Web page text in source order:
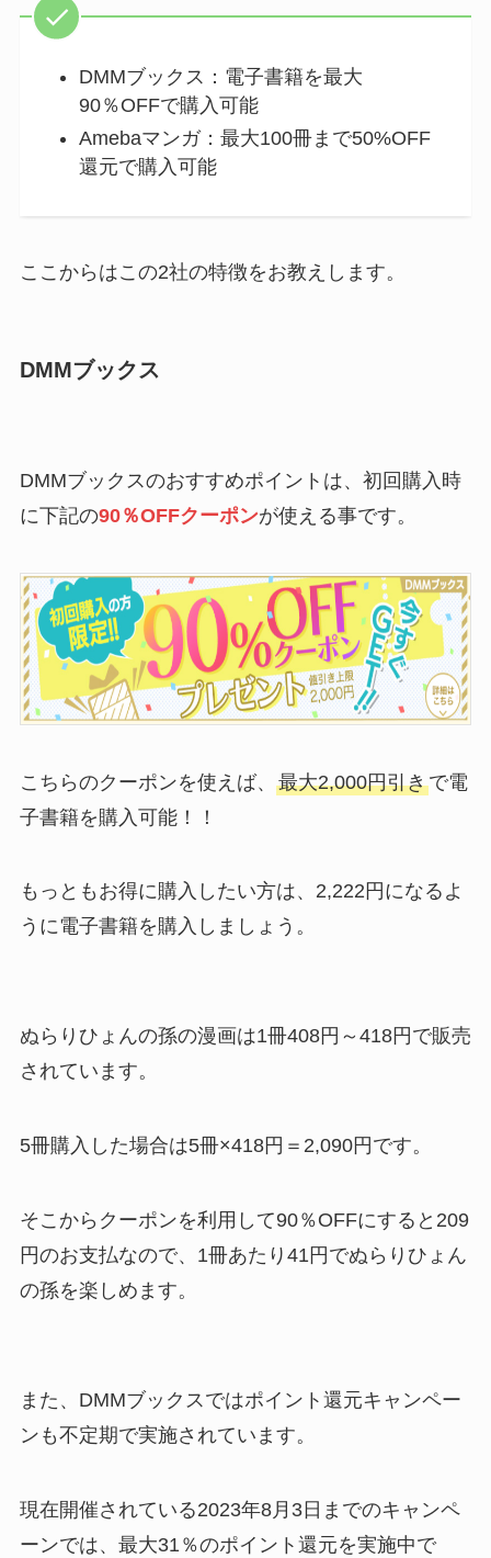
DMMブックス：電子書籍を最大
90％OFFで購入可能
Amebaマンガ：最大100冊まで50%OFF
還元で購入可能
ここからはこの2社の特徴をお教えします。
DMMブックス
DMMブックスのおすすめポイントは、初回購入時
に下記の90％OFFクーポンが使える事です。
こちらのクーポンを使えば、 最大2,000円引きで電
子書籍を購入可能！！
もっともお得に購入したい方は、2,222円になるよ
うに電子書籍を購入しましょう。
ぬらりひょんの孫の漫画は1冊408円～418円で販売
されています。
5冊購入した場合は5冊×418円＝2,090円です。
そこからクーポンを利用して90％OFFにすると209
円のお支払なので、1冊あたり41円でぬらりひょん
の孫を楽しめます。
また、DMMブックスではポイント還元キャンペー
ンも不定期で実施されています。
現在開催されている2023年8月3日までのキャンペ
ーンでは、最大31％のポイント還元を実施中で